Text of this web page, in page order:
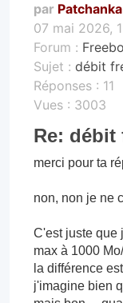
par Patchanka
07 mai 2026,
Forum :
Sujet : débit
Réponses : 11
Vues : 3003
Re: débit
merci pour ta
non, non je ne
C'est juste que
max à 1000
la différence
j'imagine bien